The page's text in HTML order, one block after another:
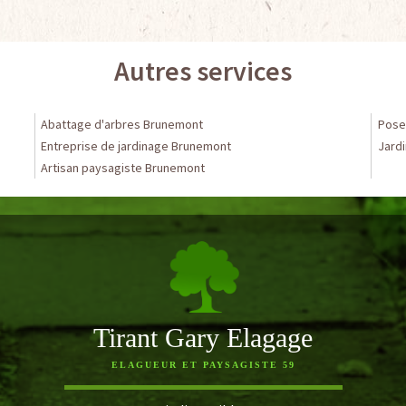
Autres services
Abattage d'arbres Brunemont
Entreprise de jardinage Brunemont
Artisan paysagiste Brunemont
Tirant Gary Elagage
ELAGUEUR ET PAYSAGISTE 59